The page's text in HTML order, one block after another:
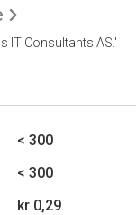
IT Consultants AS.'
< 300
< 300
kr 0,29